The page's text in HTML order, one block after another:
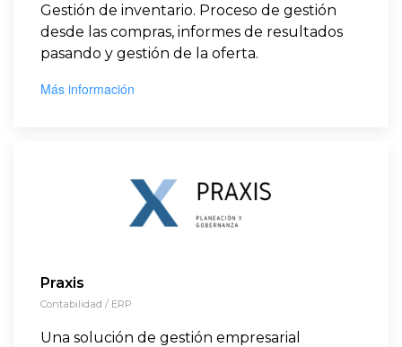
Gestión de inventario. Proceso de gestión
desde las compras, informes de resultados
pasando y gestión de la oferta.
Más información
Praxis
Contabilidad / ERP
Una solución de gestión empresarial